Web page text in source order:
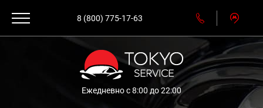
8 (800) 775-17-63
Ежедневно с 8:00 до 22:00